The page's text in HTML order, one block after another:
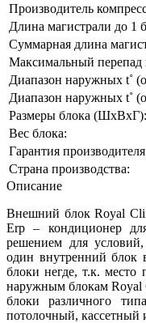
Производитель
Длина магистрали до 1
Суммарная длина
Максимальный перепад
Диапазон наружных t˚
Диапазон наружных t˚
Размеры блока (ШхВхГ):
Вес блока:
Гарантия
Страна производства:
Описание
Внешний блок Royal
Erp – кондиционер
решением для
один внутренний блок
блоки негде, т.к.
наружным блокам Royal
блоки различного
потолочный, кассетный